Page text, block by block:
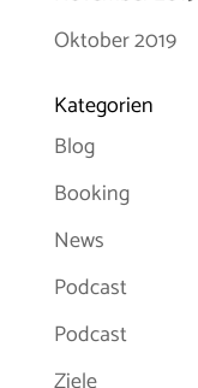
Oktober 2019
Kategorien
Blog
Booking
News
Podcast
Podcast